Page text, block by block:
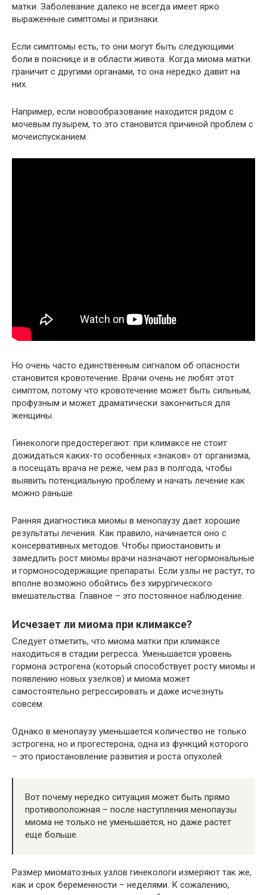
матки. Заболевание далеко не всегда имеет ярко
выраженные симптомы и признаки.
Если симптомы есть, то они могут быть следующими:
боли в пояснице и в области живота. Когда миома матки
граничит с другими органами, то она нередко давит на
них.
Например, если новообразование находится рядом с
мочевым пузырем, то это становится причиной проблем с
мочеиспусканием.
Но очень часто единственным сигналом об опасности
становится кровотечение. Врачи очень не любят этот
симптом, потому что кровотечение может быть сильным,
профузным и может драматически закончиться для
женщины.
Гинекологи предостерегают: при климаксе не стоит
дожидаться каких-то особенных «знаков» от организма,
а посещать врача не реже, чем раз в полгода, чтобы
выявить потенциальную проблему и начать лечение как
можно раньше.
Ранняя диагностика миомы в менопаузу дает хорошие
результаты лечения. Как правило, начинается оно с
консервативных методов. Чтобы приостановить и
замедлить рост миомы врачи назначают негормональные
и гормоносодержащие препараты. Если узлы не растут, то
вполне возможно обойтись без хирургического
вмешательства. Главное – это постоянное наблюдение.
Исчезает ли миома при климаксе?
Следует отметить, что миома матки при климаксе
находиться в стадии регресса. Уменьшается уровень
гормона эстрогена (который способствует росту миомы и
появлению новых узелков) и миома может
самостоятельно регрессировать и даже исчезнуть
совсем.
Однако в менопаузу уменьшается количество не только
эстрогена, но и прогестерона, одна из функций которого
– это приостановление развития и роста опухолей.
Вот почему нередко ситуация может быть прямо
противоположная – после наступления менопаузы
миома не только не уменьшается, но даже растет
еще больше.
Размер миоматозных узлов гинекологи измеряют так же,
как и срок беременности – неделями. К сожалению,